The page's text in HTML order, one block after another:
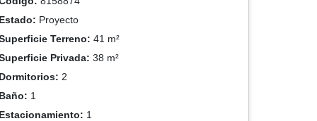
Proyecto
Terreno: 41 m²
Privada: 38 m²
2
1
1